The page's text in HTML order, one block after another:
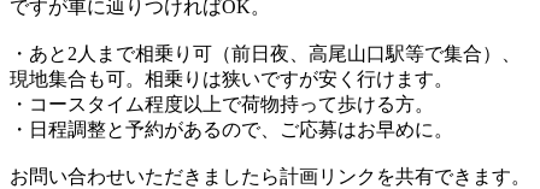
ですが車に辿りつければOK。
・あと2人まで相乗り可（前日夜、高尾山口駅等で集合）、
現地集合も可。相乗りは狭いですが安く行けます。
・コースタイム程度以上で荷物持って歩ける方。
・日程調整と予約があるので、ご応募はお早めに。
お問い合わせいただきましたら計画リンクを共有できます。